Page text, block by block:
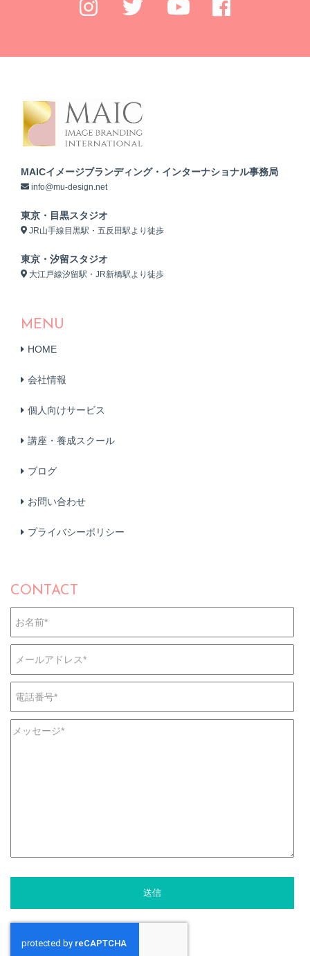
MAICイメージブランディング・インターナショナル事務局
info@mu-design.net
東京・目黒スタジオ
JR山手線目黒駅・五反田駅より徒歩
東京・汐留スタジオ
大江戸線汐留駅・JR新橋駅より徒歩
MENU
HOME
会社情報
個人向けサービス
講座・養成スクール
ブログ
お問い合わせ
プライバシーポリシー
CONTACT